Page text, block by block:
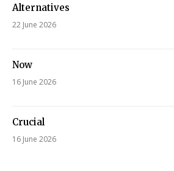
Alternatives
22 June 2026
Now
16 June 2026
Crucial
16 June 2026